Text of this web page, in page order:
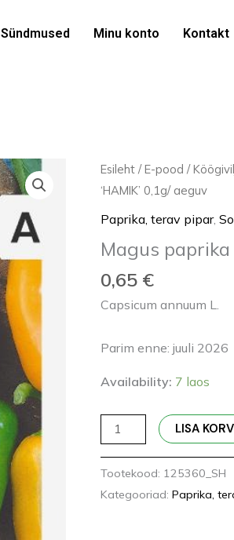
Sündmused Minu konto Kontakt
Esileht /E-pood /
‘HAMIK’ 0,1g/ aeguv
Paprika, terav pipar,
Magus paprika
0,65 €
Capsicum annuum L.
Parim enne: juuli 2026
Availability: 7 laos
Magus
paprika
'HAMIK'
aeguv
kogus
LISA
Tootekood: 125360_SH
Kategooriad:Paprika,